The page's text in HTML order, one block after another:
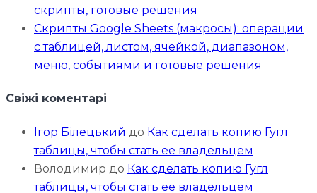
скрипты, готовые решения
Скрипты Google Sheets (макросы): операции
с таблицей, листом, ячейкой, диапазоном,
меню, событиями и готовые решения
Свіжі коментарі
Ігор Білецький до Как сделать копию Гугл
таблицы, чтобы стать ее владельцем
Володимир до Как сделать копию Гугл
таблицы, чтобы стать ее владельцем